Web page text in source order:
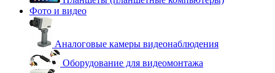
Фото и видео
Аналоговые камеры видеонаблюдения
Оборудование для видеомонтажа